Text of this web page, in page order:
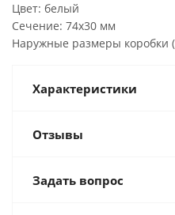
Цвет: белый
Сечение: 74х30 мм
Наружные размеры коробки
Характеристики
Отзывы
Задать вопрос